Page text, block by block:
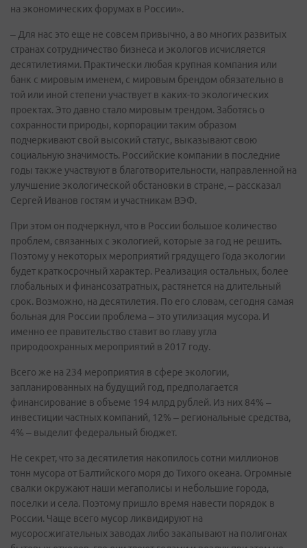
на экономических форумах в России».
– Для нас это еще не совсем привычно, а во многих развитых
странах сотрудничество бизнеса и экологов исчисляется
десятилетиями. Практически любая крупная компания или
банк с мировым именем, с мировым брендом обязательно в
той или иной степени участвует в каких-то экологических
проектах. Это давно стало мировым трендом. Заботясь о
сохранности природы, корпорации таким образом
подчеркивают свой высокий статус, выказывают свою
социальную значимость. Российские компании в последние
годы также участвуют в благотворительности, направленной на
улучшение экологической обстановки в стране, – рассказал
Сергей Иванов гостям и участникам ВЭФ.
При этом он подчеркнул, что в России большое количество
проблем, связанных с экологией, которые за год не решить.
Поэтому у некоторых мероприятий грядущего Года экологии
будет краткосрочный характер. Реализация остальных, более
глобальных и финансозатратных, растянется на длительный
срок. Возможно, на десятилетия. По его словам, сегодня самая
больная для России проблема – это утилизация мусора. И
именно ее правительство ставит во главу угла
природоохранных мероприятий в 2017 году.
Всего же на 234 мероприятия в сфере экологии,
запланированных на будущий год, предполагается
финансирование в объеме 194 млрд рублей. Из них 84% –
инвестиции частных компаний, 12% – региональные средства,
4% – выделит федеральный бюджет.
Не секрет, что за десятилетия накопилось сотни миллионов
тонн мусора от Балтийского моря до Тихого океана. Огромные
свалки окружают наши мегаполисы и небольшие города,
поселки и села. Поэтому пришло время навести порядок в
России. Чаще всего мусор ликвидируют на
мусоросжигательных заводах либо закапывают на полигонах